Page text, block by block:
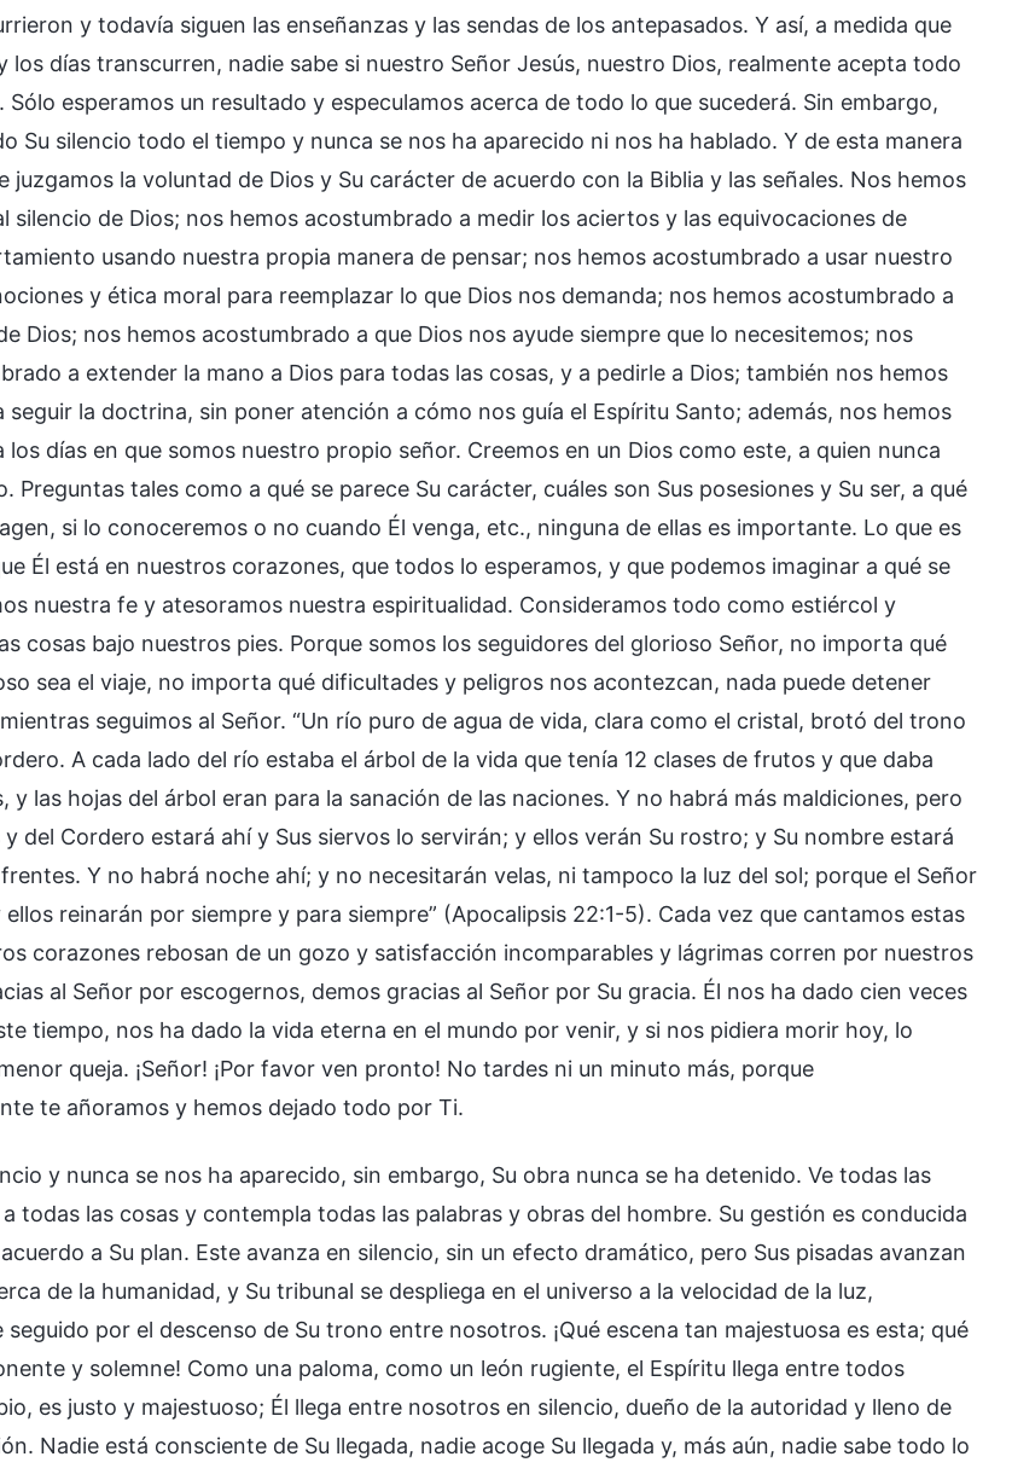
y todavía siguen las enseñanzas y las sendas de los antepasados. Y así, a medida que
los días transcurren, nadie sabe si nuestro Señor Jesús, nuestro Dios, realmente acepta todo
Sólo esperamos un resultado y especulamos acerca de todo lo que sucederá. Sin embargo,
Su silencio todo el tiempo y nunca se nos ha aparecido ni nos ha hablado. Y de esta manera
juzgamos la voluntad de Dios y Su carácter de acuerdo con la Biblia y las señales. Nos hemos
silencio de Dios; nos hemos acostumbrado a medir los aciertos y las equivocaciones de
usando nuestra propia manera de pensar; nos hemos acostumbrado a usar nuestro
y ética moral para reemplazar lo que Dios nos demanda; nos hemos acostumbrado a
Dios; nos hemos acostumbrado a que Dios nos ayude siempre que lo necesitemos; nos
a extender la mano a Dios para todas las cosas, y a pedirle a Dios; también nos hemos
seguir la doctrina, sin poner atención a cómo nos guía el Espíritu Santo; además, nos hemos
los días en que somos nuestro propio señor. Creemos en un Dios como este, a quien nunca
Preguntas tales como a qué se parece Su carácter, cuáles son Sus posesiones y Su ser, a qué
si lo conoceremos o no cuando Él venga, etc., ninguna de ellas es importante. Lo que es
Él está en nuestros corazones, que todos lo esperamos, y que podemos imaginar a qué se
nuestra fe y atesoramos nuestra espiritualidad. Consideramos todo como estiércol y
cosas bajo nuestros pies. Porque somos los seguidores del glorioso Señor, no importa qué
sea el viaje, no importa qué dificultades y peligros nos acontezcan, nada puede detener
seguimos al Señor. “Un río puro de agua de vida, clara como el cristal, brotó del trono
A cada lado del río estaba el árbol de la vida que tenía 12 clases de frutos y que daba
y las hojas del árbol eran para la sanación de las naciones. Y no habrá más maldiciones, pero
del Cordero estará ahí y Sus siervos lo servirán; y ellos verán Su rostro; y Su nombre estará
Y no habrá noche ahí; y no necesitarán velas, ni tampoco la luz del sol; porque el Señor
ellos reinarán por siempre y para siempre” (Apocalipsis 22:1-5). Cada vez que cantamos estas
corazones rebosan de un gozo y satisfacción incomparables y lágrimas corren por nuestros
al Señor por escogernos, demos gracias al Señor por Su gracia. Él nos ha dado cien veces
tiempo, nos ha dado la vida eterna en el mundo por venir, y si nos pidiera morir hoy, lo
queja. ¡Señor! ¡Por favor ven pronto! No tardes ni un minuto más, porque
te añoramos y hemos dejado todo por Ti.
y nunca se nos ha aparecido, sin embargo, Su obra nunca se ha detenido. Ve todas las
todas las cosas y contempla todas las palabras y obras del hombre. Su gestión es conducida
a Su plan. Este avanza en silencio, sin un efecto dramático, pero Sus pisadas avanzan
de la humanidad, y Su tribunal se despliega en el universo a la velocidad de la luz,
por el descenso de Su trono entre nosotros. ¡Qué escena tan majestuosa es esta; qué
y solemne! Como una paloma, como un león rugiente, el Espíritu llega entre todos
es justo y majestuoso; Él llega entre nosotros en silencio, dueño de la autoridad y lleno de
Nadie está consciente de Su llegada, nadie acoge Su llegada y, más aún, nadie sabe todo lo